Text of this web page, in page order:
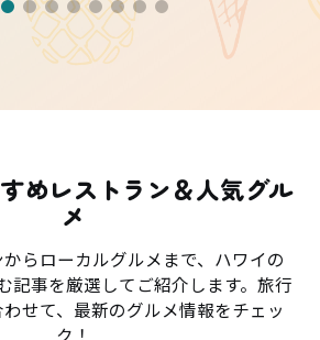
めレストラン＆人気グル
メ
らローカルグルメまで、ハワイの
記事を厳選してご紹介します。旅行
せて、最新のグルメ情報をチェッ
ク！